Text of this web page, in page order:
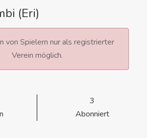
(Eri)
von Spielern nur als registrierter
Verein möglich.
3
Abonniert